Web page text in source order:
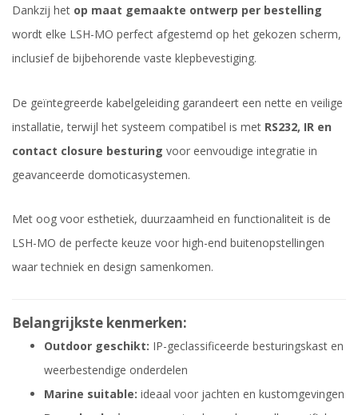
Dankzij het op maat gemaakte ontwerp per bestelling
wordt elke LSH-MO perfect afgestemd op het gekozen scherm,
inclusief de bijbehorende vaste klepbevestiging.
De geïntegreerde kabelgeleiding garandeert een nette en veilige
installatie, terwijl het systeem compatibel is met RS232, IR en
contact closure besturing voor eenvoudige integratie in
geavanceerde domoticasystemen.
Met oog voor esthetiek, duurzaamheid en functionaliteit is de
LSH-MO de perfecte keuze voor high-end buitenopstellingen
waar techniek en design samenkomen.
Belangrijkste kenmerken:
Outdoor geschikt: IP-geclassificeerde besturingskast en
weerbestendige onderdelen
Marine suitable: ideaal voor jachten en kustomgevingen